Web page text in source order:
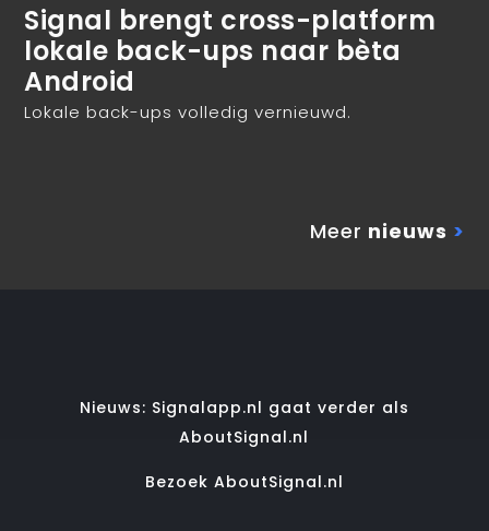
Signal brengt cross-platform
lokale back-ups naar bèta
Android
Lokale back-ups volledig vernieuwd.
Meer nieuws >
Nieuws: Signalapp.nl gaat verder als
AboutSignal.nl
Bezoek AboutSignal.nl